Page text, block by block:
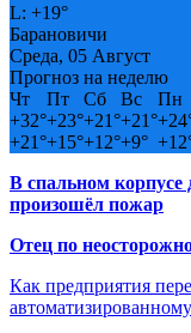
L: +19°
Барановичи
Среда, 05 Август
Прогноз на неделю
Чт
Пт Сб Вс Пн
+32°+23°+21°+21°+
+21°+15°+12°+9° +
В спальном корпусе
произошёл пожар
Отец по
Как предприятия